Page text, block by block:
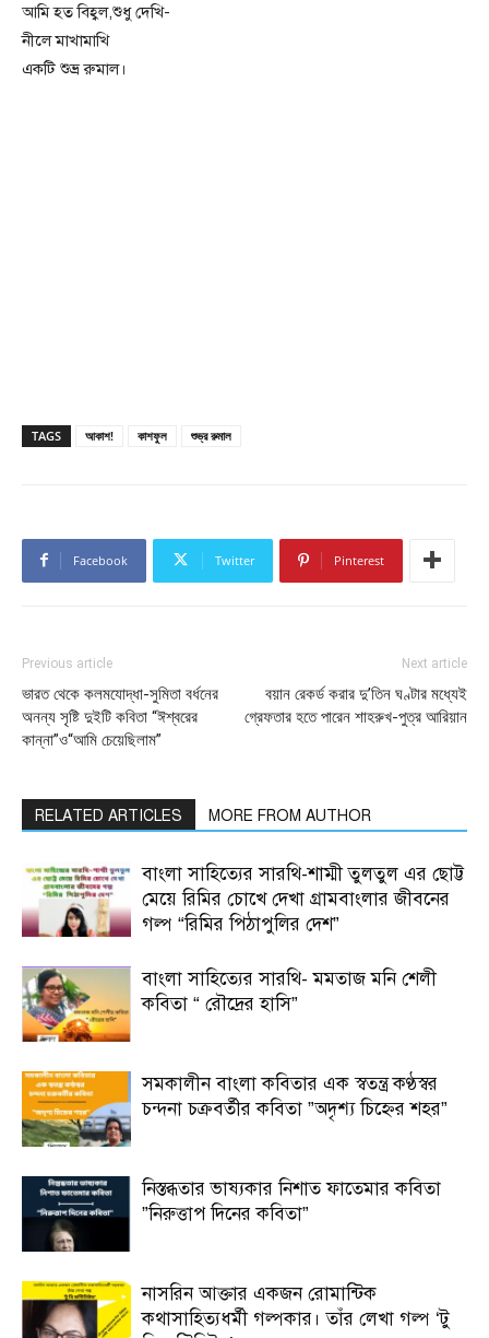
আমি হত বিহ্বল,শুধু দেখি-
নীলে মাখামাখি
একটি শুভ্র রুমাল।
TAGS আকাশ! কাশফুল শুভ্র রুমাল
Facebook Twitter Pinterest
Previous article
ভারত থেকে কলমযোদ্ধা-সুমিতা বর্ধনের
অনন্য সৃষ্টি দুইটি কবিতা “ঈশ্বরের
কান্না”ও“আমি চেয়েছিলাম”
Next article
বয়ান রেকর্ড করার দু’তিন ঘণ্টার মধ্যেই
গ্রেফতার হতে পারেন শাহরুখ-পুত্র আরিয়ান
RELATED ARTICLES MORE FROM AUTHOR
বাংলা সাহিত্যের সারথি-শাম্মী তুলতুল এর ছোট্ট
মেয়ে রিমির চোখে দেখা গ্রামবাংলার জীবনের
গল্প “রিমির পিঠাপুলির দেশ”
বাংলা সাহিত্যের সারথি- মমতাজ মনি শেলী
কবিতা “ রৌদ্রের হাসি”
সমকালীন বাংলা কবিতার এক স্বতন্ত্র কণ্ঠস্বর
চন্দনা চক্রবর্তীর কবিতা ”অদৃশ্য চিহ্নের শহর”
নিস্তব্ধতার ভাষ্যকার নিশাত ফাতেমার কবিতা
”নিরুত্তাপ দিনের কবিতা”
নাসরিন আক্তার একজন রোমান্টিক
কথাসাহিত্যধর্মী গল্পকার। তাঁর লেখা গল্প ‘টু